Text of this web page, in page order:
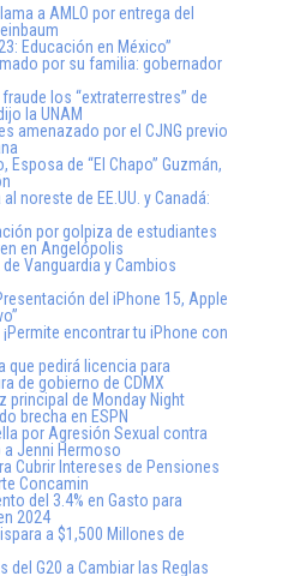
a AMLO por entrega del
Educación en México”
por su familia: gobernador
los “extraterrestres” de
la UNAM
amenazado por el CJNG previo
Esposa de “El Chapo” Guzmán,
noreste de EE.UU. y Canadá:
por golpiza de estudiantes
en Angelópolis
Vanguardia y Cambios
del iPhone 15, Apple
encontrar tu iPhone con
que pedirá licencia para
de gobierno de CDMX
principal de Monday Night
brecha en ESPN
por Agresión Sexual contra
a Jenni Hermoso
Cubrir Intereses de Pensiones
Concamin
del 3.4% en Gasto para
2024
a $1,500 Millones de
del G20 a Cambiar las Reglas